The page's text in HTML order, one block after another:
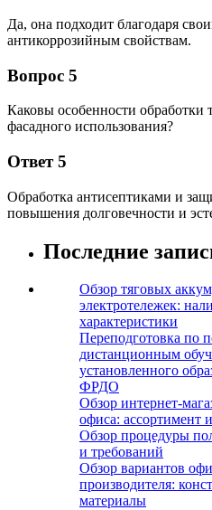
Да, она подходит благодаря
антикоррозийным свойствам.
Вопрос 5
Каковы особенности обработки
фасадного использования?
Ответ 5
Обработка антисептиками и
повышения долговечности и
Последние
Обзор тяговых
электротележек:
характеристики
Переподготовка по
дистанционным
установленного
ФРДО
Обзор интернет-
офиса: ассортимент
Обзор процедуры
и требований
Обзор вариантов
производителя:
материалы